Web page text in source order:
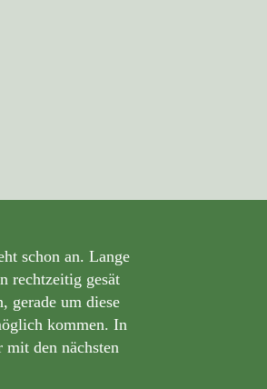
schon an. Lange
rechtzeitig gesät
gerade um diese
kommen. In
den nächsten